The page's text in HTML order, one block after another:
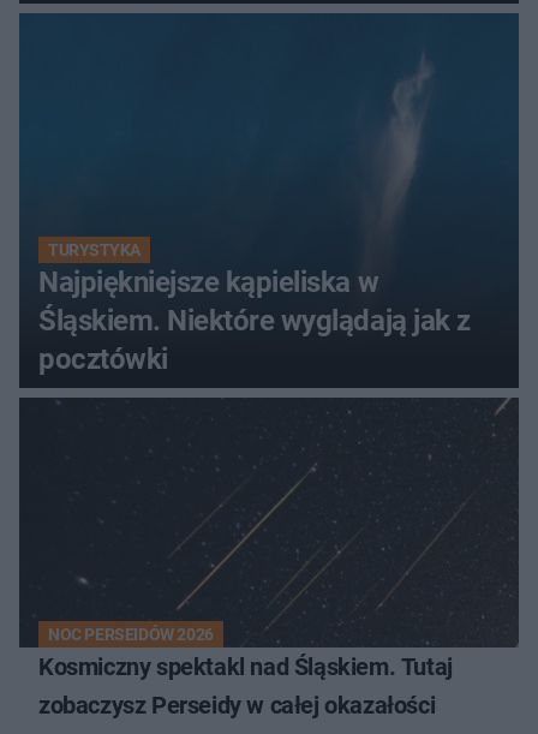
TURYSTYKA
Najpiękniejsze kąpieliska w
Śląskiem. Niektóre wyglądają jak z
pocztówki
NOC PERSEIDÓW 2026
Kosmiczny spektakl nad Śląskiem. Tutaj
zobaczysz Perseidy w całej okazałości